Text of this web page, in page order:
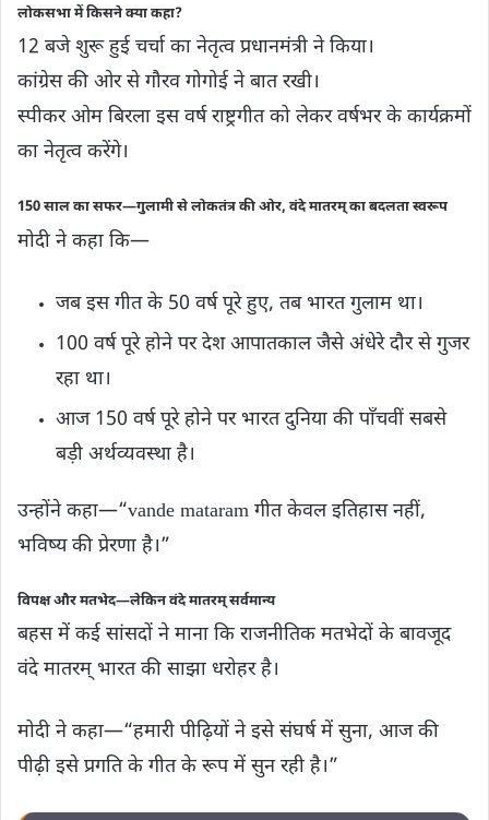
लोकसभा में किसने क्या कहा?
12 बजे शुरू हुई चर्चा का नेतृत्व प्रधानमंत्री ने किया।
कांग्रेस की ओर से गौरव गोगोई ने बात रखी।
स्पीकर ओम बिरला इस वर्ष राष्ट्रगीत को लेकर वर्षभर के कार्यक्रमों
का नेतृत्व करेंगे।
150 साल का सफर—गुलामी से लोकतंत्र की ओर, वंदे मातरम् का बदलता स्वरूप
मोदी ने कहा कि—
जब इस गीत के 50 वर्ष पूरे हुए, तब भारत गुलाम था।
100 वर्ष पूरे होने पर देश आपातकाल जैसे अंधेरे दौर से गुजर
रहा था।
आज 150 वर्ष पूरे होने पर भारत दुनिया की पाँचवीं सबसे
बड़ी अर्थव्यवस्था है।
उन्होंने कहा—“vande mataram गीत केवल इतिहास नहीं,
भविष्य की प्रेरणा है।”
विपक्ष और मतभेद—लेकिन वंदे मातरम् सर्वमान्य
बहस में कई सांसदों ने माना कि राजनीतिक मतभेदों के बावजूद
वंदे मातरम् भारत की साझा धरोहर है।
मोदी ने कहा—“हमारी पीढ़ियों ने इसे संघर्ष में सुना, आज की
पीढ़ी इसे प्रगति के गीत के रूप में सुन रही है।”